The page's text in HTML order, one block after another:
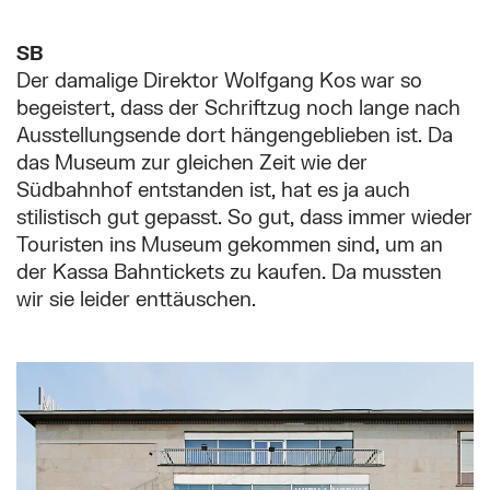
SB
Der damalige Direktor Wolfgang Kos war so
begeistert, dass der Schriftzug noch lange nach
Ausstellungsende dort hängengeblieben ist. Da
das Museum zur gleichen Zeit wie der
Südbahnhof entstanden ist, hat es ja auch
stilistisch gut gepasst. So gut, dass immer wieder
Touristen ins Museum gekommen sind, um an
der Kassa Bahntickets zu kaufen. Da mussten
wir sie leider enttäuschen.